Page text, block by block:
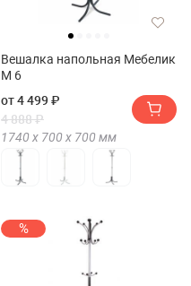
Вешалка напольная Мебелик
М 6
от 4 499 ₽
4 888 ₽
1740 х 700 х 700 мм
%